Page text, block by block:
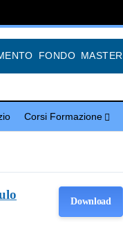
FONDO MASTER
Corsi Formazione
Download